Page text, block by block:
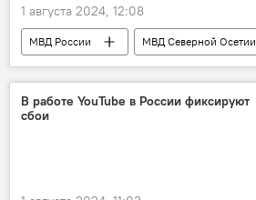
1 августа 2024, 12:08
МВД России
МВД Северной Осетии
Наркотики
Новости
Северная Осетия
В работе YouTube в России фиксируют
сбои